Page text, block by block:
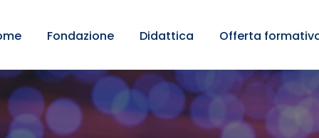
Fondazione Didattica Offerta